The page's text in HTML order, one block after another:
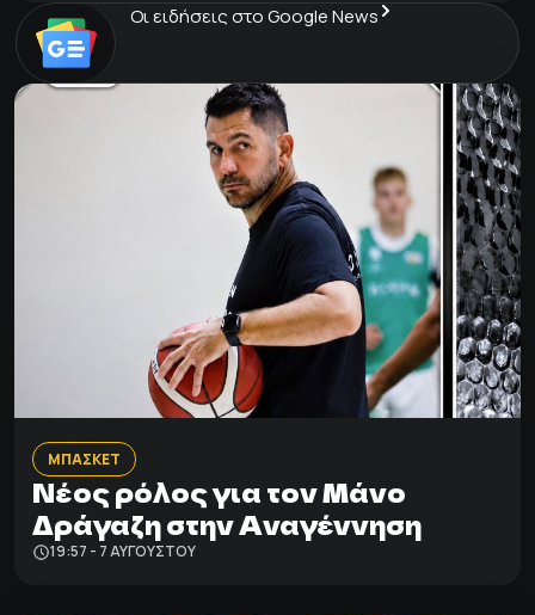
Οι ειδήσεις στο Google News
ΜΠΑΣΚΕΤ
Νέος ρόλος για τον Μάνο
Δράγαζη στην Αναγέννηση
19:57 - 7 ΑΥΓΟΎΣΤΟΥ